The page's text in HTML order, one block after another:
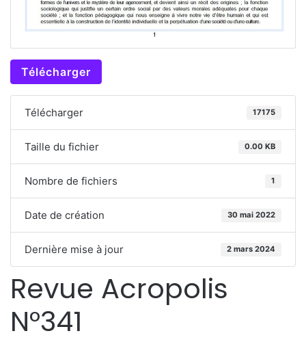
Télécharger
Télécharger 17175
Taille du fichier 0.00 KB
Nombre de fichiers 1
Date de création 30 mai 2022
Dernière mise à jour 2 mars 2024
Revue Acropolis
N°341